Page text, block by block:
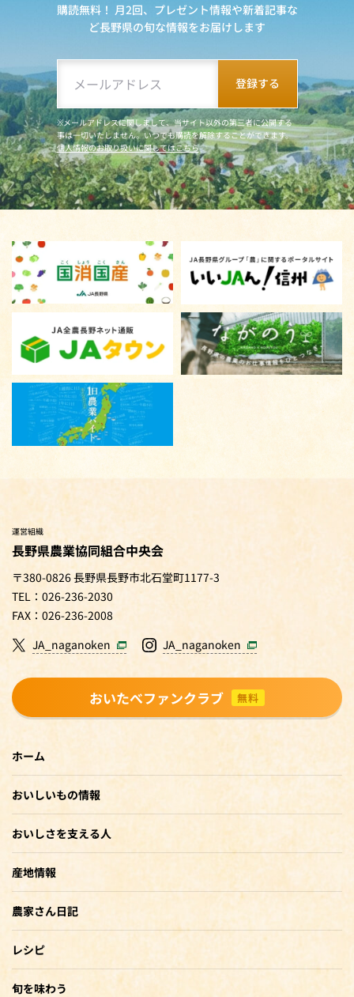
購読無料！ 月2回、プレゼント情報や新着記事な
ど長野県の旬な情報をお届けします
※メールアドレスに関しまして、当サイト以外の第三者に公開する
事は一切いたしません。いつでも購読を解除することができます。
個人情報のお取り扱いに関してはこちら
運営組織
長野県農業協同組合中央会
〒380-0826 長野県長野市北石堂町1177-3
TEL：026-236-2030
FAX：026-236-2008
JA_naganoken
JA_naganoken
おいたべファンクラブ 無料
ホーム
おいしいもの情報
おいしさを支える人
産地情報
農家さん日記
レシピ
旬を味わう